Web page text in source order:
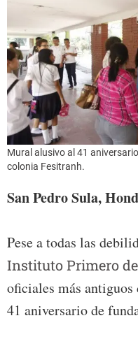
Mural alusivo al 41
colonia Fesitranh.
San Pedro Sula,
Pese a todas las
Instituto Primero
oficiales más antiguos
41 aniversario de